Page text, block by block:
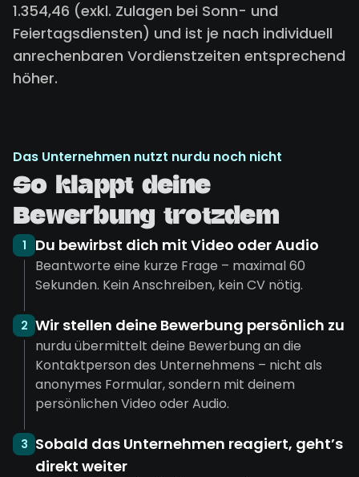
1.354,46 (exkl. Zulagen bei Sonn- und
Feiertagsdiensten) und ist je nach individuell
anrechenbaren Vordienstzeiten entsprechend
höher.
Das Unternehmen nutzt nurdu noch nicht
So klappt deine
Bewerbung trotzdem
1 Du bewirbst dich mit Video oder Audio
Beantworte eine kurze Frage – maximal 60
Sekunden. Kein Anschreiben, kein CV nötig.
2 Wir stellen deine Bewerbung persönlich zu
nurdu übermittelt deine Bewerbung an die
Kontaktperson des Unternehmens – nicht als
anonymes Formular, sondern mit deinem
persönlichen Video oder Audio.
3 Sobald das Unternehmen reagiert, geht’s
direkt weiter